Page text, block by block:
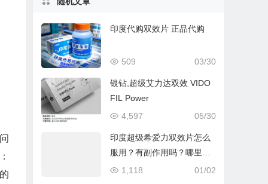
印度代购双效片 正品代购
03/30
509
银钻,超级艾力达双效 VIDO
FIL Power
05/30
4,597
印度超级希爱力双效片怎么
服用？有副作用吗？哪里有
卖的？
01/02
1,118